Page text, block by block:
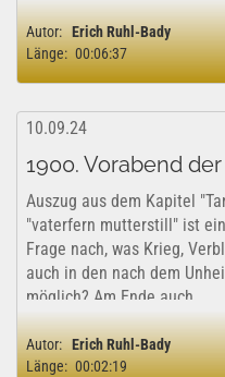
Umkehr möglich? Am Ende...
Autor: Erich Ruhl-Bady
Länge: 00:06:37
10.09.24
1900. Vorabend
Auszug aus dem Kapitel
"vaterfern mutterstill" ist
Frage nach, was Krieg,
auch in den nach dem
möglich? Am Ende auch...
Autor: Erich Ruhl-Bady
Länge: 00:02:19